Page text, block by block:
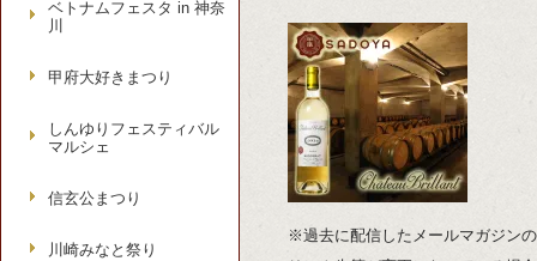
※過去に配信したメールマガジン
ベトナムフェスタ in 神奈
川
甲府大好きまつり
しんゆりフェスティバル
マルシェ
信玄公まつり
川崎みなと祭り